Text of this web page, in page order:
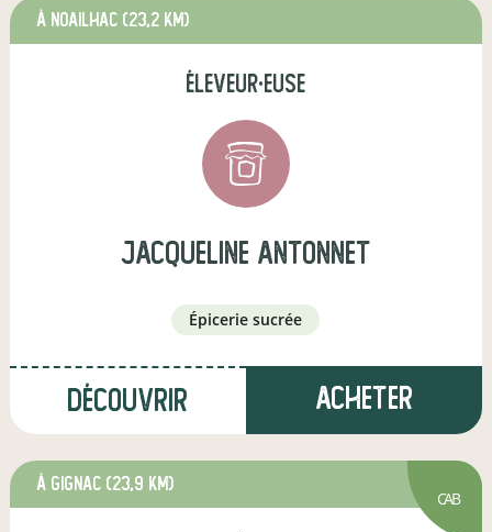
à Noailhac (23,2 km)
éleveur·euse
jacqueline antonnet
épicerie sucrée
Découvrir Acheter
à Gignac (23,9 km)
CAB